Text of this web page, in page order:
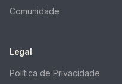
Comunidade
Legal
Política de Privacidade